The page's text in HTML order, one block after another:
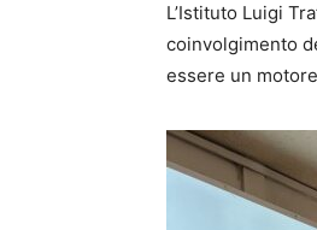
L’Istituto Luigi
coinvolgimento
essere un